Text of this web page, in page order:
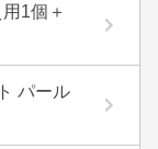
1個＋
パール